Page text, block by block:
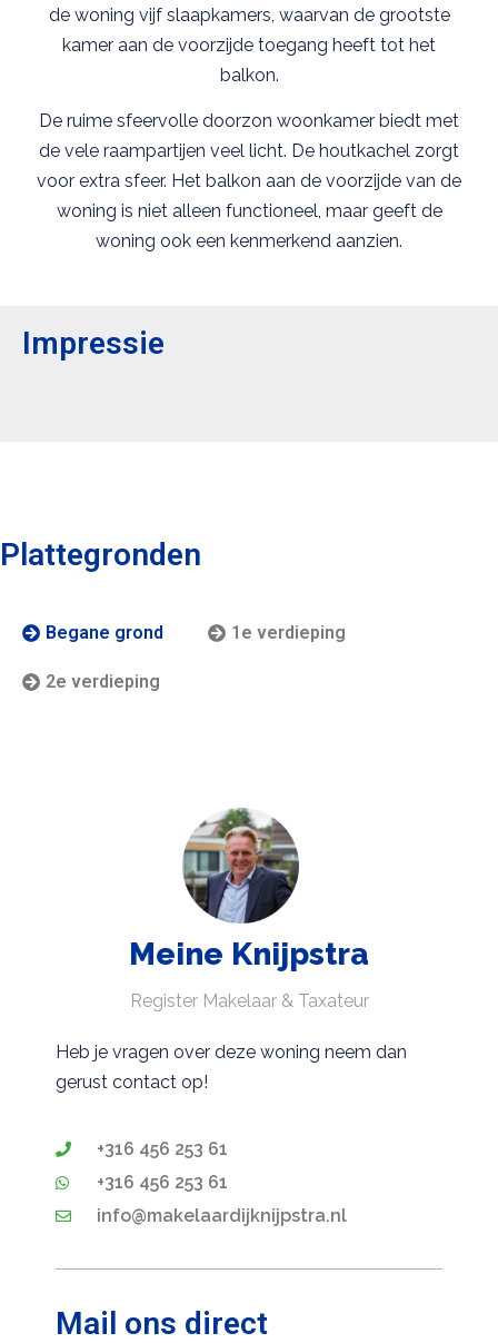
de woning vijf slaapkamers, waarvan de grootste
kamer aan de voorzijde toegang heeft tot het
balkon.
De ruime sfeervolle doorzon woonkamer biedt met
de vele raampartijen veel licht. De houtkachel zorgt
voor extra sfeer. Het balkon aan de voorzijde van de
woning is niet alleen functioneel, maar geeft de
woning ook een kenmerkend aanzien.
Impressie
Plattegronden
Begane grond 1e verdieping
2e verdieping
Meine Knijpstra
Register Makelaar & Taxateur
Heb je vragen over deze woning neem dan
gerust contact op!
+316 456 253 61
+316 456 253 61
info@makelaardijknijpstra.nl
Mail ons direct